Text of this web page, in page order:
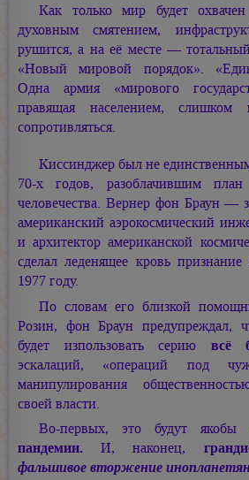
Как только мир будет
духовным смятением,
рушится, а на её месте —
«Новый мировой порядок».
Одна армия «мирового
правящая населением, слишком
сопротивляться.
Киссинджер был не
70-х годов, разоблачившим
человечества. Вернер фон Браун —
американский аэрокосмический
и архитектор американской
сделал леденящее кровь
1977 году.
По словам его близкой
Розин, фон Браун предупреждал,
будет изпользовать серию всё
эскалаций, «операций под
манипулирования
своей власти.
Во-первых, это будут якобы
пандемии. И, наконец,
фальшивое вторжение